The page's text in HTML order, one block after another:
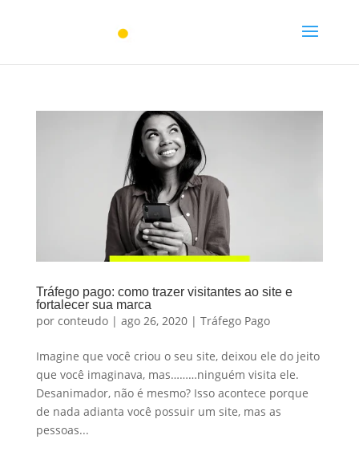
Tráfego pago: como trazer visitantes ao site e
fortalecer sua marca
por conteudo| ago 26, 2020| Tráfego Pago
Imagine que você criou o seu site, deixou ele do jeito
que você imaginava, mas………ninguém visita ele.
Desanimador, não é mesmo? Isso acontece porque
de nada adianta você possuir um site, mas as
pessoas...